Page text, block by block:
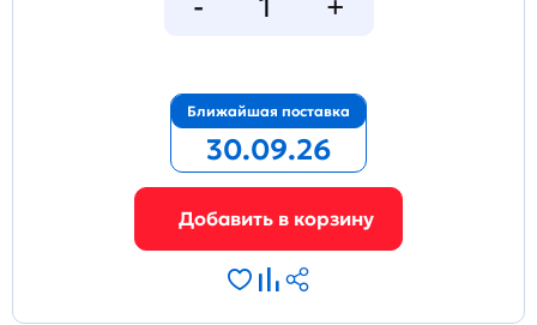
Ближайшая поставка
30.09.26